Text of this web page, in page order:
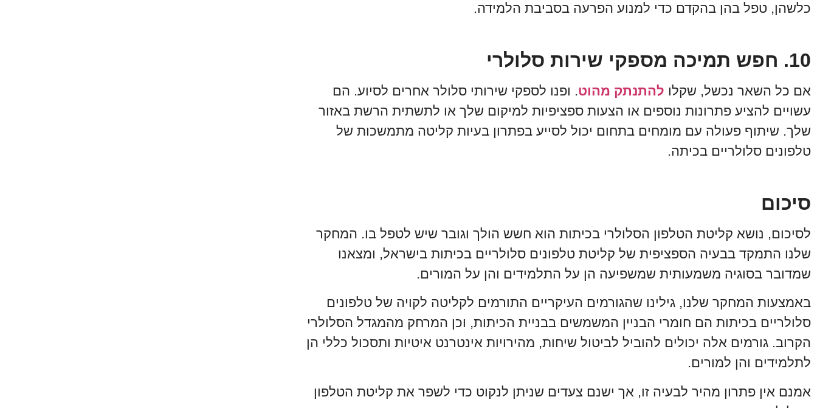
כלשהן, טפל בהן בהקדם כדי למנוע הפרעה בסביבת הלמידה.
10. חפש תמיכה מספקי שירות סלולרי
אם כל השאר נכשל, שקלו להתנתק מהוט. ופנו לספקי שירותי סלולר אחרים לסיוע. הם
עשויים להציע פתרונות נוספים או הצעות ספציפיות למיקום שלך או לתשתית הרשת באזור
שלך. שיתוף פעולה עם מומחים בתחום יכול לסייע בפתרון בעיות קליטה מתמשכות של
טלפונים סלולריים בכיתה.
סיכום
לסיכום, נושא קליטת הטלפון הסלולרי בכיתות הוא חשש הולך וגובר שיש לטפל בו. המחקר
שלנו התמקד בבעיה הספציפית של קליטת טלפונים סלולריים בכיתות בישראל, ומצאנו
שמדובר בסוגיה משמעותית שמשפיעה הן על התלמידים והן על המורים.
באמצעות המחקר שלנו, גילינו שהגורמים העיקריים התורמים לקליטה לקויה של טלפונים
סלולריים בכיתות הם חומרי הבניין המשמשים בבניית הכיתות, וכן המרחק מהמגדל הסלולרי
הקרוב. גורמים אלה יכולים להוביל לביטול שיחות, מהירויות אינטרנט איטיות ותסכול כללי הן
לתלמידים והן למורים.
אמנם אין פתרון מהיר לבעיה זו, אך ישנם צעדים שניתן לנקוט כדי לשפר את קליטת הטלפון